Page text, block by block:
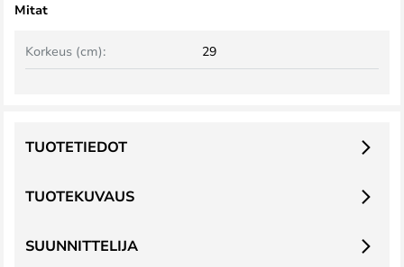
Mitat
Korkeus (cm): 29
TUOTEKUVAUS
TUOTETIEDOT
SUUNNITTELIJA